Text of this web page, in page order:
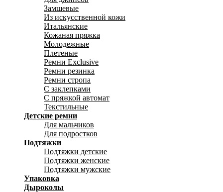
Замшевые
Из искусственной кожи
Итальянские
Кожаная пряжка
Молодежные
Плетеные
Ремни Exclusive
Ремни резинка
Ремни стропа
С заклепками
С пряжкой автомат
Текстильные
Детские ремни
Для мальчиков
Для подростков
Подтяжки
Подтяжки детские
Подтяжки женские
Подтяжки мужские
Упаковка
Дыроколы